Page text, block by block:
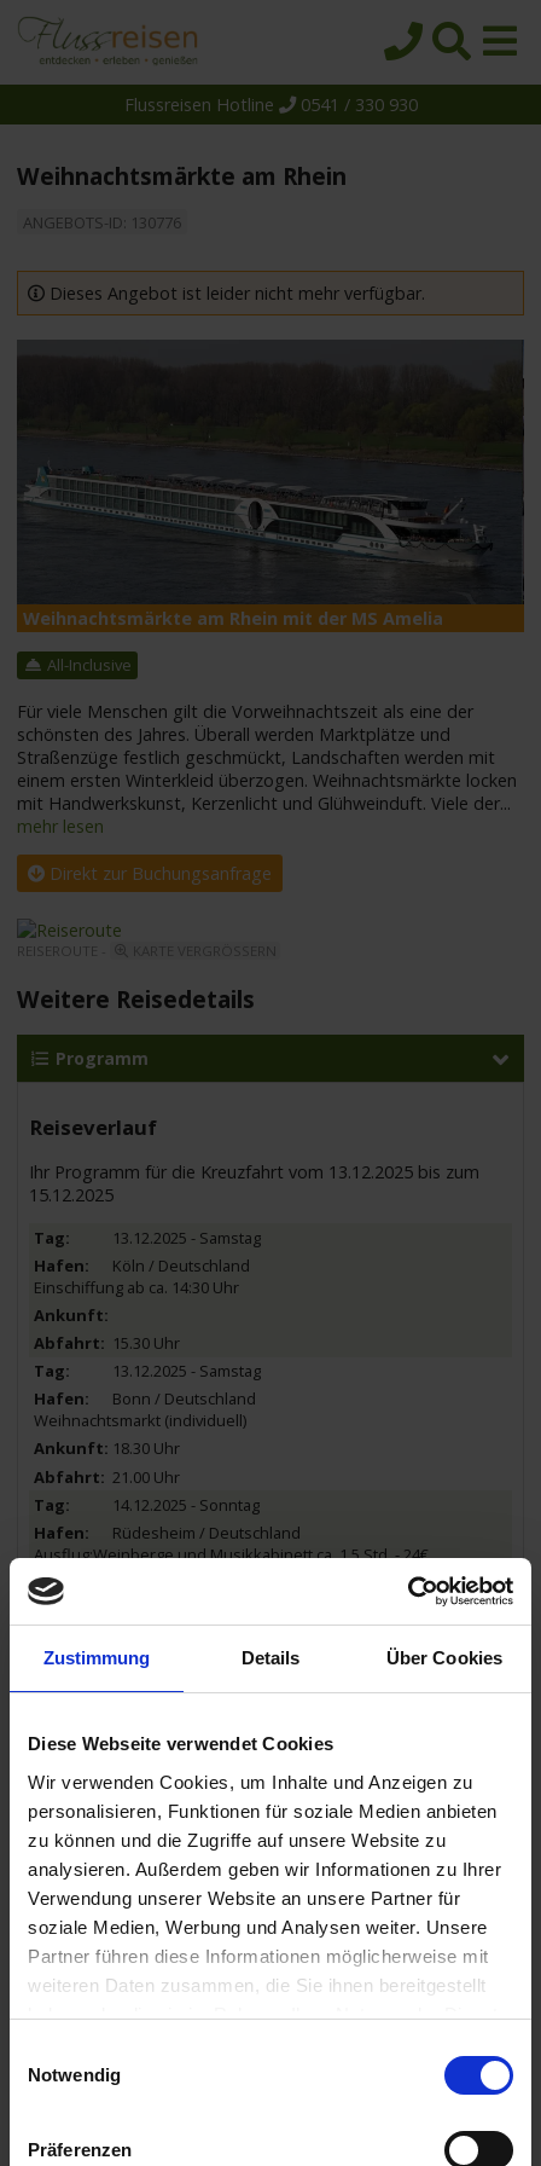
Zustimmung Details Über Cookies
Diese Webseite verwendet Cookies
Wir verwenden Cookies, um Inhalte und Anzeigen zu
personalisieren, Funktionen für soziale Medien anbieten
zu können und die Zugriffe auf unsere Website zu
analysieren. Außerdem geben wir Informationen zu Ihrer
Verwendung unserer Website an unsere Partner für
soziale Medien, Werbung und Analysen weiter. Unsere
Partner führen diese Informationen möglicherweise mit
weiteren Daten zusammen, die Sie ihnen bereitgestellt
haben oder die sie im Rahmen Ihrer Nutzung der Dienste
Notwendig
Präferenzen
Reedereien
Schiffe
Suche
Flussreisen Hotline 0541 / 330 930
Weihnachtsmärkte am Rhein
ANGEBOTS-ID: 130776
Dieses Angebot ist leider nicht mehr verfügbar.
Weihnachtsmärkte am Rhein mit der MS Amelia
All-Inclusive
Für viele Menschen gilt die Vorweihnachtszeit als eine der
schönsten des Jahres. Überall werden Marktplätze und
Straßenzüge festlich geschmückt, Landschaften werden mit
einem ersten Winterkleid überzogen. Weihnachtsmärkte locken
mit Handwerkskunst, Kerzenlicht und Glühweinduft. Viele der...
mehr lesen
Direkt zur Buchungsanfrage
REISEROUTE -
Weitere Reisedetails
Programm
Reiseverlauf
Ihr Programm für die Kreuzfahrt vom 13.12.2025 bis zum
15.12.2025
13.12.2025 - Samstag
Köln / Deutschland
Einschiffung ab ca. 14:30 Uhr
15.30 Uhr
13.12.2025 - Samstag
Bonn / Deutschland
Weihnachtsmarkt (individuell)
18.30 Uhr
21.00 Uhr
14.12.2025 - Sonntag
Rüdesheim / Deutschland
Ausflug:Weinberge und Musikkabinett ca. 1,5 Std. - 24€
Kreuzen auf dem Rhein
Loreley - Passage -
09.00 Uhr
15.00 Uhr
15.12.2025 - Montag
Koblenz / Deutschland
04.00 Uhr
15.12.2025 - Montag
Köln / Deutschland
Ausschiffung bis ca. 10:00 Uhr
Sie können ganz bequem von zu Hause die gewünschten
ca. Preise (Preisänderungen möglich) sind in Euro und pro Person.
Sofern eine E-Mail-Adresse in Ihrer Buchung vermerkt ist,